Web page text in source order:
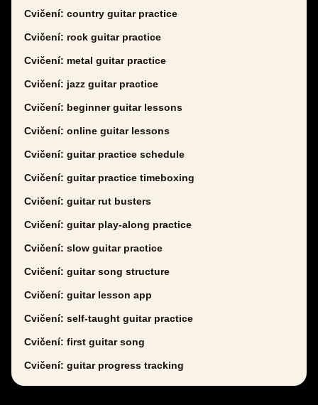
Cvičení: country guitar practice
Cvičení: rock guitar practice
Cvičení: metal guitar practice
Cvičení: jazz guitar practice
Cvičení: beginner guitar lessons
Cvičení: online guitar lessons
Cvičení: guitar practice schedule
Cvičení: guitar practice timeboxing
Cvičení: guitar rut busters
Cvičení: guitar play-along practice
Cvičení: slow guitar practice
Cvičení: guitar song structure
Cvičení: guitar lesson app
Cvičení: self-taught guitar practice
Cvičení: first guitar song
Cvičení: guitar progress tracking